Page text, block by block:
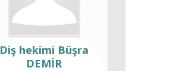
Diş hekimi Büşra
DEMİR